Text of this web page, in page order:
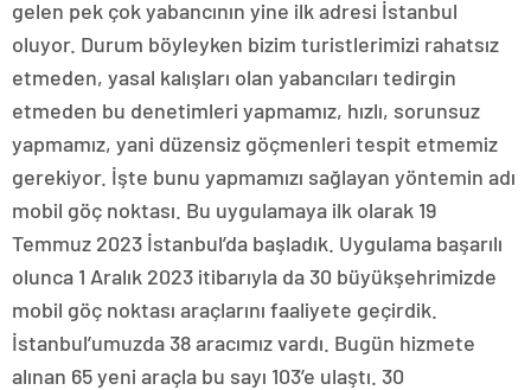
gelen pek çok yabancının yine ilk adresi İstanbul
oluyor. Durum böyleyken bizim turistlerimizi rahatsız
etmeden, yasal kalışları olan yabancıları tedirgin
etmeden bu denetimleri yapmamız, hızlı, sorunsuz
yapmamız, yani düzensiz göçmenleri tespit etmemiz
gerekiyor. İşte bunu yapmamızı sağlayan yöntemin adı
mobil göç noktası. Bu uygulamaya ilk olarak 19
Temmuz 2023 İstanbul’da başladık. Uygulama başarılı
olunca 1 Aralık 2023 itibarıyla da 30 büyükşehrimizde
mobil göç noktası araçlarını faaliyete geçirdik.
İstanbul’umuzda 38 aracımız vardı. Bugün hizmete
alınan 65 yeni araçla bu sayı 103’e ulaştı. 30